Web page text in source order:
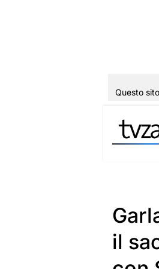
al
Questo
il